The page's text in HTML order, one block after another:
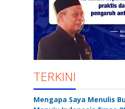
TERKINI
Mengapa Saya Menulis